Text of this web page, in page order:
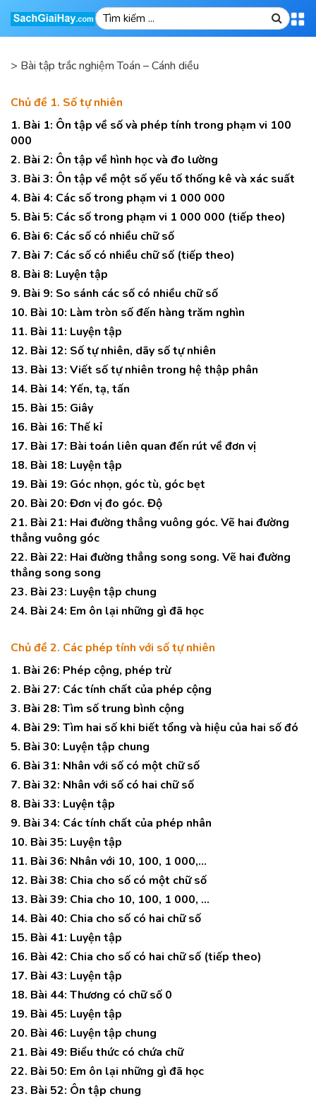
> Bài tập trắc nghiệm Toán – Cánh diều
Chủ đề 1. Số tự nhiên
1. Bài 1: Ôn tập về số và phép tính trong phạm vi 100
000
2. Bài 2: Ôn tập về hình học và đo lường
3. Bài 3: Ôn tập về một số yếu tố thống kê và xác suất
4. Bài 4: Các số trong phạm vi 1 000 000
5. Bài 5: Các số trong phạm vi 1 000 000 (tiếp theo)
6. Bài 6: Các số có nhiều chữ số
7. Bài 7: Các số có nhiều chữ số (tiếp theo)
8. Bài 8: Luyện tập
9. Bài 9: So sánh các số có nhiều chữ số
10. Bài 10: Làm tròn số đến hàng trăm nghìn
11. Bài 11: Luyện tập
12. Bài 12: Số tự nhiên, dãy số tự nhiên
13. Bài 13: Viết số tự nhiên trong hệ thập phân
14. Bài 14: Yến, tạ, tấn
15. Bài 15: Giây
16. Bài 16: Thế kỉ
17. Bài 17: Bài toán liên quan đến rút về đơn vị
18. Bài 18: Luyện tập
19. Bài 19: Góc nhọn, góc tù, góc bẹt
20. Bài 20: Đơn vị đo góc. Độ
21. Bài 21: Hai đường thẳng vuông góc. Vẽ hai đường
thẳng vuông góc
22. Bài 22: Hai đường thẳng song song. Vẽ hai đường
thẳng song song
23. Bài 23: Luyện tập chung
24. Bài 24: Em ôn lại những gì đã học
Chủ đề 2. Các phép tính với số tự nhiên
1. Bài 26: Phép cộng, phép trừ
2. Bài 27: Các tính chất của phép cộng
3. Bài 28: Tìm số trung bình cộng
4. Bài 29: Tìm hai số khi biết tổng và hiệu của hai số đó
5. Bài 30: Luyện tập chung
6. Bài 31: Nhân với số có một chữ số
7. Bài 32: Nhân với số có hai chữ số
8. Bài 33: Luyện tập
9. Bài 34: Các tính chất của phép nhân
10. Bài 35: Luyện tập
11. Bài 36: Nhân với 10, 100, 1 000,…
12. Bài 38: Chia cho số có một chữ số
13. Bài 39: Chia cho 10, 100, 1 000, …
14. Bài 40: Chia cho số có hai chữ số
15. Bài 41: Luyện tập
16. Bài 42: Chia cho số có hai chữ số (tiếp theo)
17. Bài 43: Luyện tập
18. Bài 44: Thương có chữ số 0
19. Bài 45: Luyện tập
20. Bài 46: Luyện tập chung
21. Bài 49: Biểu thức có chứa chữ
22. Bài 50: Em ôn lại những gì đã học
23. Bài 52: Ôn tập chung